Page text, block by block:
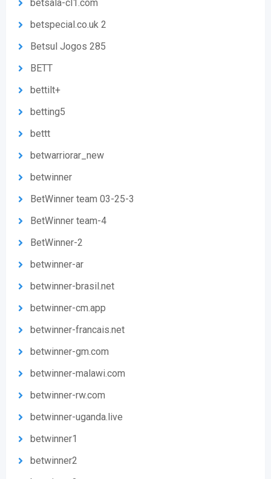
betsala-cl1.com
betspecial.co.uk 2
Betsul Jogos 285
BETT
bettilt+
betting5
bettt
betwarriorar_new
betwinner
BetWinner team 03-25-3
BetWinner team-4
BetWinner-2
betwinner-ar
betwinner-brasil.net
betwinner-cm.app
betwinner-francais.net
betwinner-gm.com
betwinner-malawi.com
betwinner-rw.com
betwinner-uganda.live
betwinner1
betwinner2